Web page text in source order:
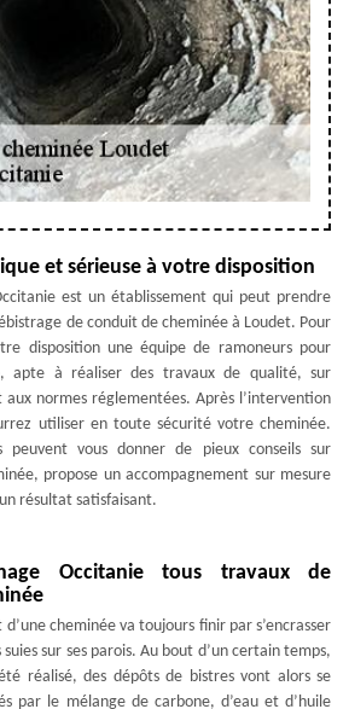
et sérieuse à votre disposition
est un établissement qui peut prendre
de conduit de cheminée à Loudet. Pour
disposition une équipe de ramoneurs pour
apte à réaliser des travaux de qualité, sur
normes réglementées. Après l’intervention
utiliser en toute sécurité votre cheminée.
peuvent vous donner de pieux conseils sur
propose un accompagnement sur mesure
résultat satisfaisant.
Occitanie tous travaux de
cheminée va toujours finir par s’encrasser
sur ses parois. Au bout d’un certain temps,
réalisé, des dépôts de bistres vont alors se
par le mélange de carbone, d’eau et d’huile